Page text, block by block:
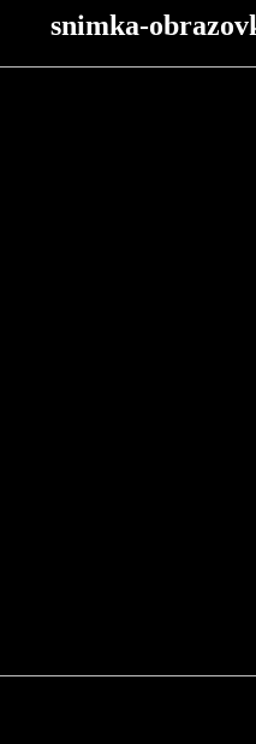
snimka-